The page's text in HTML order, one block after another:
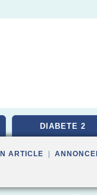
DIABETE 2
ARTICLE